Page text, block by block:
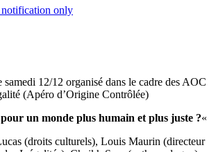
only
samedi 12/12 organisé dans le cadre des AOC
(Apéro d’Origine Contrôlée)
un monde plus humain et plus juste ?«
(droits culturels), Louis Maurin (directeur